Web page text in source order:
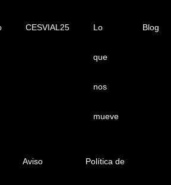
a
CESVIAL25 Lo
que
nos
mueve
Blog
Aviso Política de